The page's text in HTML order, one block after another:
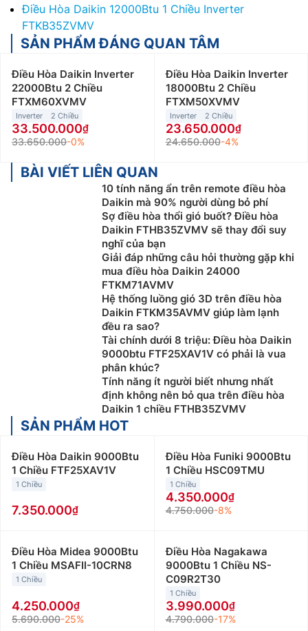
Điều Hòa Daikin 12000Btu 1 Chiều Inverter
FTKB35ZVMV
SẢN PHẨM ĐÁNG QUAN TÂM
Điều Hòa Daikin Inverter
22000Btu 2 Chiều
FTXM60XVMV
Inverter 2 Chiều
33.500.000
33.650.000-0%
Điều Hòa Daikin Inverter
18000Btu 2 Chiều
FTXM50XVMV
Inverter 2 Chiều
23.650.000
24.650.000-4%
BÀI VIẾT LIÊN QUAN
10 tính năng ẩn trên remote điều hòa
Daikin mà 90% người dùng bỏ phí
Sợ điều hòa thổi gió buốt? Điều hòa
Daikin FTHB35ZVMV sẽ thay đổi suy
nghĩ của bạn
Giải đáp những câu hỏi thường gặp khi
mua điều hòa Daikin 24000
FTKM71AVMV
Hệ thống luồng gió 3D trên điều hòa
Daikin FTKM35AVMV giúp làm lạnh
đều ra sao?
Tài chính dưới 8 triệu: Điều hòa Daikin
9000btu FTF25XAV1V có phải là vua
phân khúc?
Tính năng ít người biết nhưng nhất
định không nên bỏ qua trên điều hòa
Daikin 1 chiều FTHB35ZVMV
SẢN PHẨM HOT
Điều Hòa Daikin 9000Btu
1 Chiều FTF25XAV1V
1 Chiều
7.350.000
Điều Hòa Funiki 9000Btu
1 Chiều HSC09TMU
1 Chiều
4.350.000
4.750.000-8%
Điều Hòa Midea 9000Btu
1 Chiều MSAFII-10CRN8
1 Chiều
4.250.000
5.690.000-25%
Điều Hòa Nagakawa
9000Btu 1 Chiều NS-
C09R2T30
1 Chiều
3.990.000
4.790.000-17%